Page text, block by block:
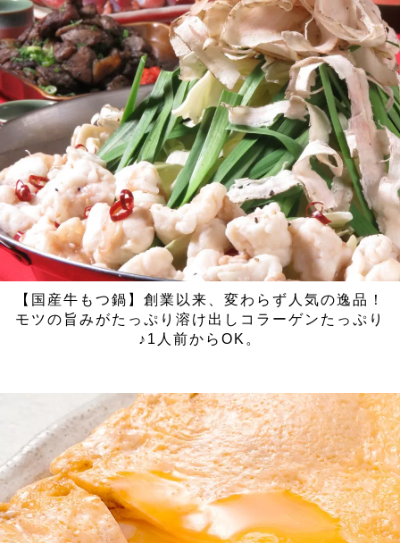
【国産牛もつ鍋】創業以来、変わらず人気の逸品！
モツの旨みがたっぷり溶け出しコラーゲンたっぷり
♪1人前からOK。